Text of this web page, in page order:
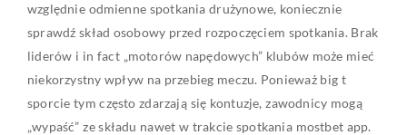
względnie odmienne spotkania drużynowe, koniecznie
sprawdź skład osobowy przed rozpoczęciem spotkania. Brak
liderów i in fact „motorów napędowych” klubów może mieć
niekorzystny wpływ na przebieg meczu. Ponieważ big t
sporcie tym często zdarzają się kontuzje, zawodnicy mogą
„wypaść” ze składu nawet w trakcie spotkania mostbet app.